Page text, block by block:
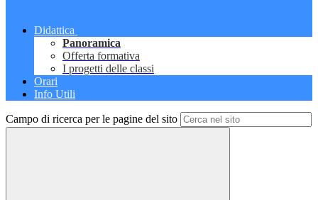
Didattica
Panoramica
Offerta formativa
I progetti delle classi
Orari
Info Utili
Campo di ricerca per le pagine del sito